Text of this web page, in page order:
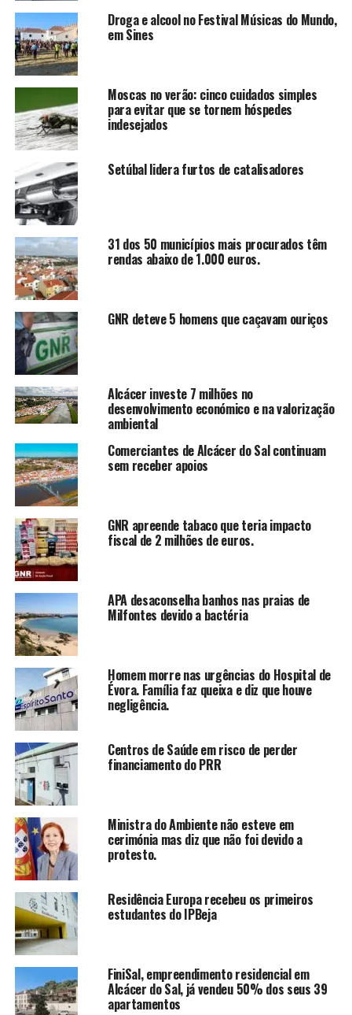
Droga e alcool no Festival Músicas do Mundo,
em Sines
Moscas no verão: cinco cuidados simples
para evitar que se tornem hóspedes
indesejados
Setúbal lidera furtos de catalisadores
31 dos 50 municípios mais procurados têm
rendas abaixo de 1.000 euros.
GNR deteve 5 homens que caçavam ouriços
Alcácer investe 7 milhões no
desenvolvimento económico e na valorização
ambiental
Comerciantes de Alcácer do Sal continuam
sem receber apoios
GNR apreende tabaco que teria impacto
fiscal de 2 milhões de euros.
APA desaconselha banhos nas praias de
Milfontes devido a bactéria
Homem morre nas urgências do Hospital de
Évora. Família faz queixa e diz que houve
negligência.
Centros de Saúde em risco de perder
financiamento do PRR
Ministra do Ambiente não esteve em
cerimónia mas diz que não foi devido a
protesto.
Residência Europa recebeu os primeiros
estudantes do IPBeja
FiniSal, empreendimento residencial em
Alcácer do Sal, já vendeu 50% dos seus 39
apartamentos